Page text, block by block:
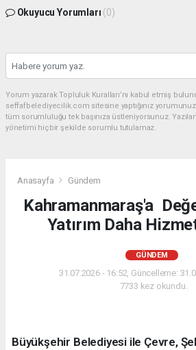
Okuyucu Yorumları (0)
Yorum yazarak Topluluk Kuralları’nı kabul etmiş
seffafbelediyecilik.com sitesine yaptığınız
tüm sorumluluğu tek başınıza üstleniyorsunuz.
yönetimi hiçbir şekilde sorumlu tutulamaz.
Anasayfa Gündem
Kahramanmaraş'a
Yatırım Daha
GÜNDEM
31.07.2026 - 16:52, Güncelleme:
7733 kez okundu.
Büyükşehir Belediyesi ile Çevre,